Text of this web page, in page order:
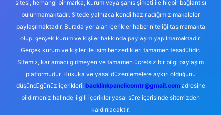
sitesi, herhangi bir marka, kurum veya şahıs şirketi ile hiçbir bağlantısı
bulunmamaktadır. Sitede yalnızca kendi hazırladığımız makaleler
paylaşılmaktadır. Burada yer alan içerikler haber niteliği taşımamakta
olup, gerçek kurum ve kişiler hakkında paylaşım yapılmamaktadır.
Gerçek kurum ve kişiler ile isim benzerlikleri tamamen tesadüfidir.
Sitemiz, kar amacı gütmeyen ve tamamen ücretsiz bir bilgi paylaşım
platformudur. Hukuka ve yasal düzenlemelere aykırı olduğunu
düşündüğünüz içerikleri, backlinkpanelicomtr@gmail.comadresine
bildirmeniz halinde, ilgili içerikler yasal süre içerisinde sitemizden
kaldırılacaktır.